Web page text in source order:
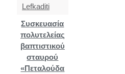
Lefkaditi
Συσκευασία
πολυτελείας
βαπτιστικού
σταυρού
«Πεταλούδα